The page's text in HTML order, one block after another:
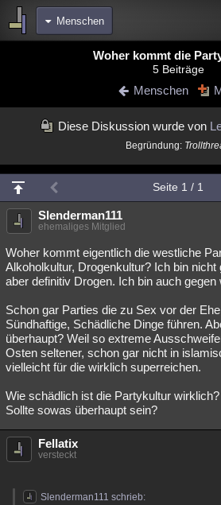
Menschen
Blogs
meine Rubriken
Wissenschaft Politik
Spiritualität Verschwörungen
Natur Umfragen
Philosophie Träume Orte
Musik Clash Verbesserungen
Übersichten
Besucht Teilgenommen Alle
Lesenswert Schlüsselwörter
Woher kommt die
5 Beiträge
Menschen
Diese Diskussion wurde von
Begründung:
Seite 1 / 1
Slenderman111
ehemaliges Mitglied
Woher kommt eigentlich die westliche
Alkoholkultur, Drogenkultur? Ich bin nicht
aber definitiv Drogen. Ich bin auch gegen
Schon gar Parties die zu Sex vor der
Sündhaftige, Schädliche Dinge führen.
überhaupt? Weil so extreme
Osten seltener, schon gar nicht in
vielleicht für die wirklich superreichen.
Wie schädlich ist die Partykultur
Sollte sowas überhaupt sein?
Fellatix
versteckt
Slenderman111 schrieb: